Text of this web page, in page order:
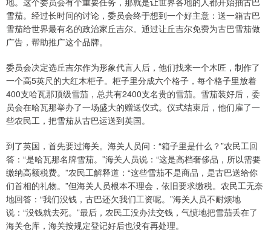
雪茄。经过长时间的讨论，委员会终于想到一个好主意：送一箱古巴
雪茄给世界最有名的政治家丘吉尔。通过让丘吉尔免费为古巴雪茄做
广告，帮助推广这个品牌。
委员会决定选丘吉尔作为形象代言人后，他们找来一个木匠，制作了
一个高5英尺的大红木柜子。柜子里分成六个格子，每个格子里放着
400支哈瓦那顶级雪茄，总共有2400支名贵的雪茄。雪茄装好后，委
员会在哈瓦那举办了一场盛大的赠送仪式。仪式结束后，他们雇了一
些农民工，把雪茄从古巴运送到英国。
到了英国，首先要过海关。海关人员问：“箱子里是什么？”农民工回
答：“是哈瓦那名牌雪茄。”海关人员说：“这是高档奢侈品，所以需要
缴纳高额税费。”农民工解释道：“这些雪茄不是商品，是古巴送给你
们首相的礼物。”但海关人员根本不理会，依旧要求缴税。农民工无奈
地回答：“我们没钱，古巴还欠我们工资呢。”海关人员不耐烦地
说：“没钱就去死。”最后，农民工没办法交钱，气愤地把雪茄丢在了
海关仓库，海关按规定登记好后也没有再处理。